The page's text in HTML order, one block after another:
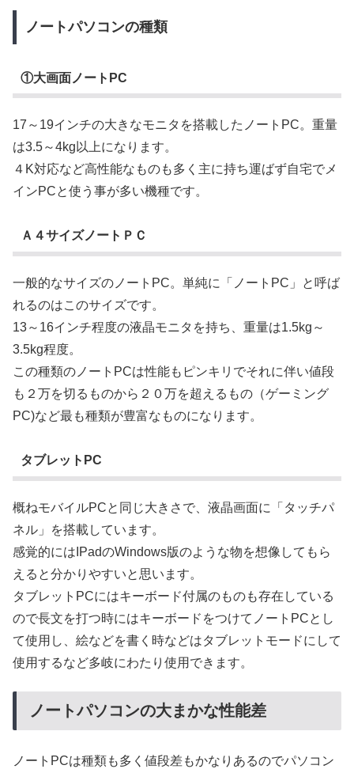
ノートパソコンの種類
①大画面ノートPC
17～19インチの大きなモニタを搭載したノートPC。重量
は3.5～4kg以上になります。
４K対応など高性能なものも多く主に持ち運ばず自宅でメ
インPCと使う事が多い機種です。
Ａ４サイズノートＰＣ
一般的なサイズのノートPC。単純に「ノートPC」と呼ば
れるのはこのサイズです。
13～16インチ程度の液晶モニタを持ち、重量は1.5kg～
3.5kg程度。
この種類のノートPCは性能もピンキリでそれに伴い値段
も２万を切るものから２０万を超えるもの（ゲーミング
PC)など最も種類が豊富なものになります。
タブレットPC
概ねモバイルPCと同じ大きさで、液晶画面に「タッチパ
ネル」を搭載しています。
感覚的にはIPadのWindows版のような物を想像してもら
えると分かりやすいと思います。
タブレットPCにはキーボード付属のものも存在している
ので長文を打つ時にはキーボードをつけてノートPCとし
て使用し、絵などを書く時などはタブレットモードにして
使用するなど多岐にわたり使用できます。
ノートパソコンの大まかな性能差
ノートPCは種類も多く値段差もかなりあるのでパソコン